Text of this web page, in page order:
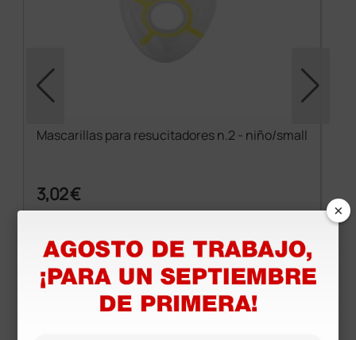
Mascarillas para resucitadores n.2 - niño/small
3,02 €
1 ud.
Productos similares
×